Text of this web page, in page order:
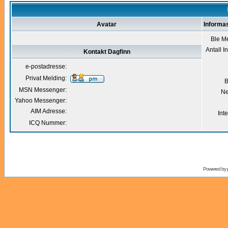
Avatar
Ble
Antall
Kontakt Dagfinn
e-postadresse:
Privat Melding:
MSN Messenger:
Yahoo Messenger:
AIM Adresse:
ICQ Nummer:
Powered by